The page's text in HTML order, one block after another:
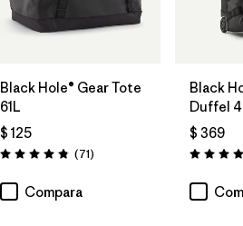
Agregar a la
Bolsa
Black Hole® Gear Tote
61L
$ 125
Valoración: 4.9 / 5
(71Comentarios
)
Compara
Black
Duffel
$ 369